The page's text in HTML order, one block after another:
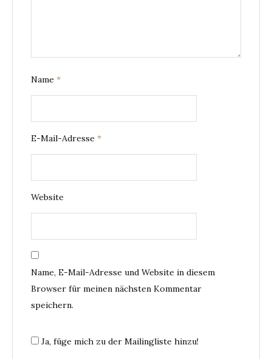
Name *
E-Mail-Adresse *
Website
Name, E-Mail-Adresse und Website in diesem
Browser für meinen nächsten Kommentar
speichern.
Ja, füge mich zu der Mailingliste hinzu!